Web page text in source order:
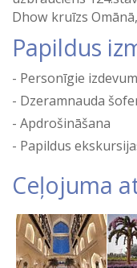
Dhow kruīzs
Papildus
Personīgie
Dzeramnauda
Apdrošināšana
Papildus
Ceļojuma